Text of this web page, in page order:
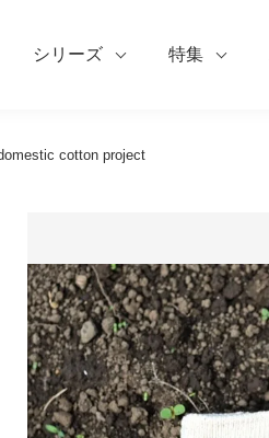
シリーズ 特集
cotton project